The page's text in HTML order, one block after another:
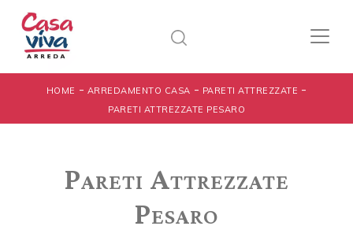
HOME - ARREDAMENTO CASA - PARETI ATTREZZATE -
PARETI ATTREZZATE PESARO
Pareti Attrezzate
Pesaro